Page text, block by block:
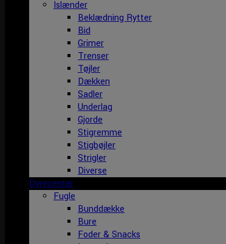
Islænder
Beklædning Rytter
Bid
Grimer
Trenser
Tøjler
Dækken
Sadler
Underlag
Gjorde
Stigremme
Stigbøjler
Strigler
Diverse
Dyrecenter
Fugle
Bunddække
Bure
Foder & Snacks